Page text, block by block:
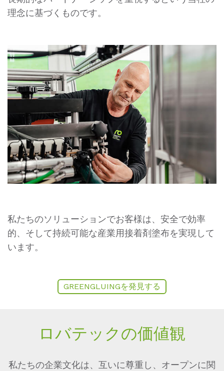
理念に基づくものです。
私たちのソリューションでお客様は、安全で効率
的、そして持続可能な産業用接着剤塗布を実現して
います。
GREENGLUINGを発見する
ロバテックの価値観
私たちの企業文化は、互いに尊重し、オープンに関